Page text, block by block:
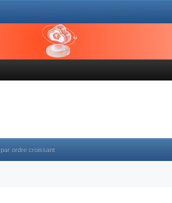
par ordre croissant